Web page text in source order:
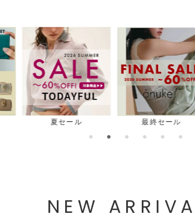
ール 夏バッグ 夏シ
NEW